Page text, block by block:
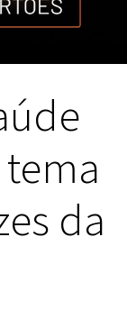
da